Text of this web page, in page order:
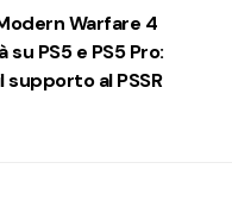
Warfare 4
PS5 e PS5 Pro:
al PSSR